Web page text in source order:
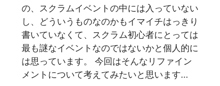
の、スクラムイベントの中には入っていない
し、どういうものなのかもイマイチはっきり
書いていなくて、スクラム初心者にとっては
最も謎なイベントなのではないかと個人的に
は思っています。 今回はそんなリファイン
メントについて考えてみたいと思います...